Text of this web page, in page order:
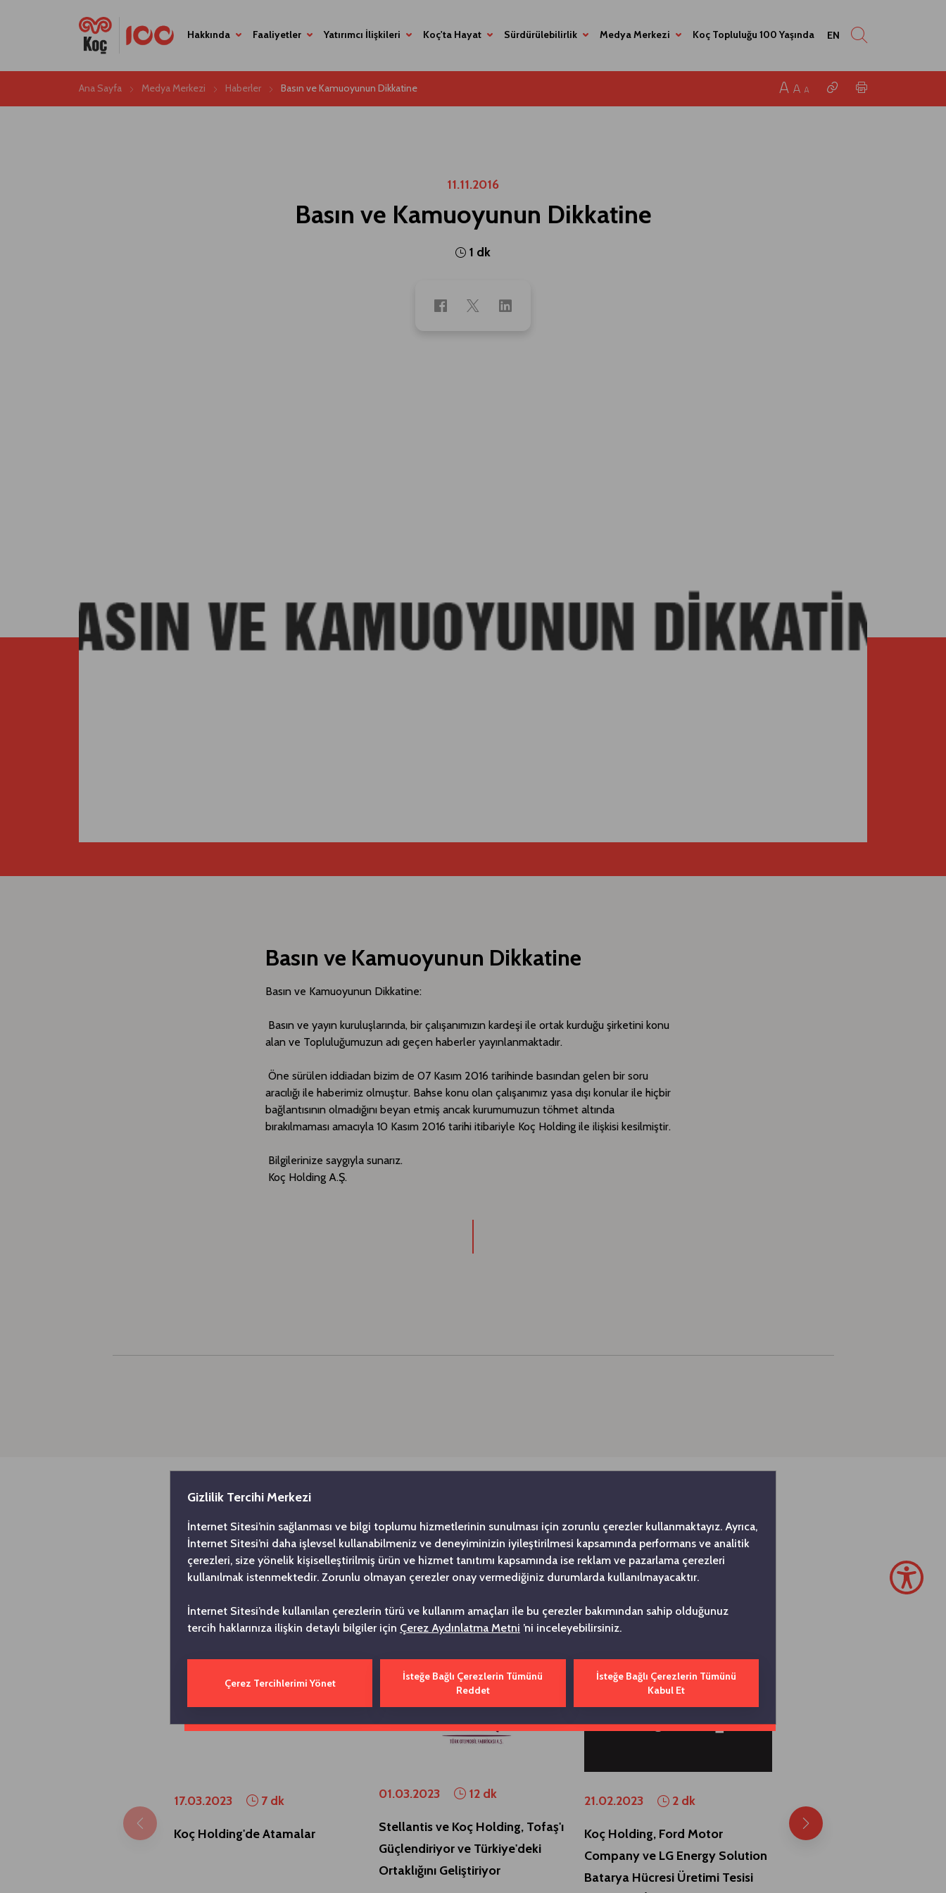
Hakkında Faaliyetler Yatırımcı İlişkileri Koç'ta Hayat Sürdürülebilirlik Medya Merkezi Koç Topluluğu 100 Yaşında EN
Ana Sayfa Medya Merkezi Haberler Basın ve Kamuoyunun Dikkatine
11.11.2016
Basın ve Kamuoyunun Dikkatine
1 dk
Basın ve Kamuoyunun Dikkatine
Basın ve Kamuoyunun Dikkatine:
Basın ve yayın kuruluşlarında, bir çalışanımızın kardeşi ile ortak kurduğu şirketini konu
alan ve Topluluğumuzun adı geçen haberler yayınlanmaktadır.
Öne sürülen iddiadan bizim de 07 Kasım 2016 tarihinde basından gelen bir soru
aracılığı ile haberimiz olmuştur. Bahse konu olan çalışanımız yasa dışı konular ile hiçbir
bağlantısının olmadığını beyan etmiş ancak kurumumuzun töhmet altında
bırakılmaması amacıyla 10 Kasım 2016 tarihi itibariyle Koç Holding ile ilişkisi kesilmiştir.
Bilgilerinize saygıyla sunarız.
Koç Holding A.Ş.
İlgili Haberler
17.03.2023 7 dk
Koç Holding'de Atamalar
01.03.2023 12 dk
Stellantis ve Koç Holding, Tofaş'ı
Güçlendiriyor ve Türkiye'deki
Ortaklığını Geliştiriyor
21.02.2023 2 dk
Koç Holding, Ford Motor
Company ve LG Energy Solution
Batarya Hücresi Üretimi Tesisi
Koç Holding Açıklaması
Gizlilik Tercihi Merkezi
İnternet Sitesi’nin sağlanması ve bilgi toplumu hizmetlerinin sunulması için zorunlu çerezler kullanmaktayız. Ayrıca,
İnternet Sitesi’ni daha işlevsel kullanabilmeniz ve deneyiminizin iyileştirilmesi kapsamında performans ve analitik
çerezleri, size yönelik kişiselleştirilmiş ürün ve hizmet tanıtımı kapsamında ise reklam ve pazarlama çerezleri
kullanılmak istenmektedir. Zorunlu olmayan çerezler onay vermediğiniz durumlarda kullanılmayacaktır.
İnternet Sitesi’nde kullanılan çerezlerin türü ve kullanım amaçları ile bu çerezler bakımından sahip olduğunuz
tercih haklarınıza ilişkin detaylı bilgiler için Çerez Aydınlatma Metni ’ni inceleyebilirsiniz.
Çerez Tercihlerimi Yönet
İsteğe Bağlı Çerezlerin Tümünü
Reddet
İsteğe Bağlı Çerezlerin Tümünü
Kabul Et